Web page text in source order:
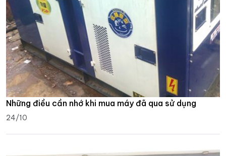
Những điều cần nhớ khi mua máy đã qua sử dụng
24/10